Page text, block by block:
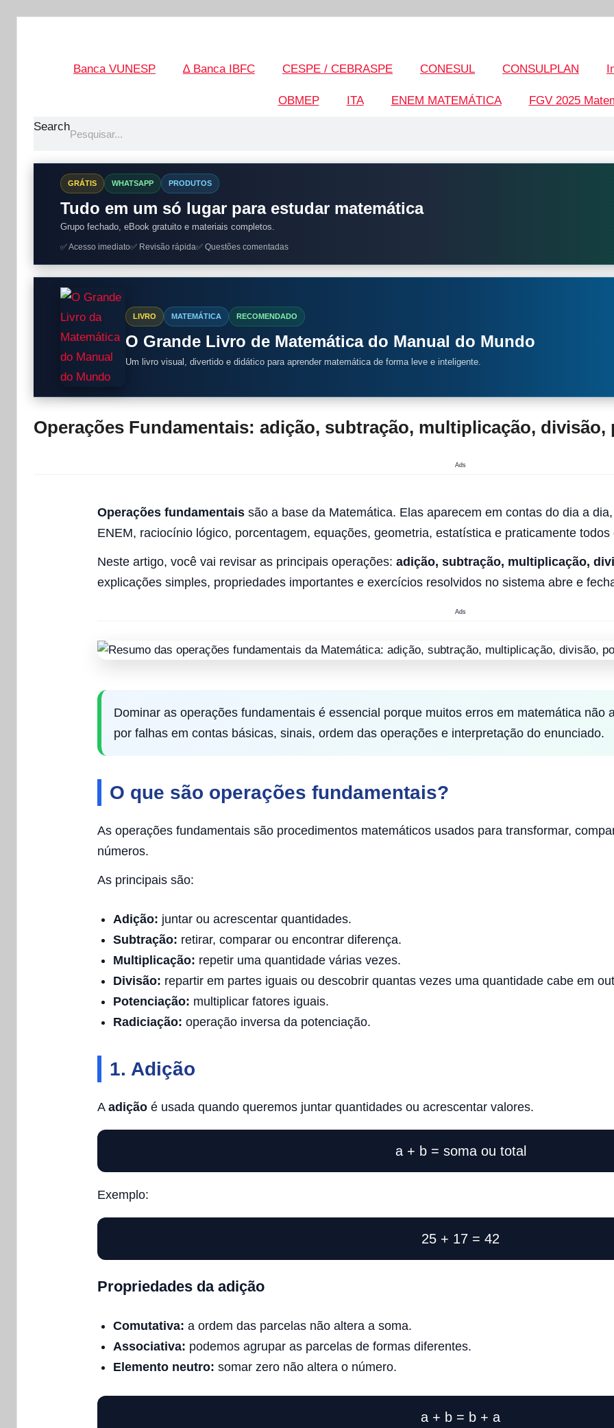
Banca VUNESP ∆ Banca IBFC CESPE / CEBRASPE CONESUL CONSULPLAN
OBMEP ITA ENEM MATEMÁTICA
FGV 2025
Search
GRÁTIS WHATSAPP PRODUTOS
Tudo em um só lugar para estudar matemática
Grupo fechado, eBook gratuito e materiais completos.
✅ Acesso imediato✅ Revisão rápida✅ Questões comentadas
LIVRO MATEMÁTICA RECOMENDADO
O Grande Livro de Matemática do Manual do Mundo
Um livro visual, divertido e didático para aprender matemática de forma leve e inteligente.
Operações Fundamentais: adição, subtração, multiplicação, divisão,
Ads
Operações fundamentais são a base da Matemática. Elas aparecem em contas do dia a
ENEM, raciocínio lógico, porcentagem, equações, geometria, estatística e praticamente
Neste artigo, você vai revisar as principais operações: adição, subtração, multiplicação,
explicações simples, propriedades importantes e exercícios resolvidos no sistema abre e
Ads
Dominar as operações fundamentais é essencial porque muitos erros em matemática não
por falhas em contas básicas, sinais, ordem das operações e interpretação do enunciado.
O que são operações fundamentais?
As operações fundamentais são procedimentos matemáticos usados para transformar,
números.
As principais são:
Adição: juntar ou acrescentar quantidades.
Subtração: retirar, comparar ou encontrar diferença.
Multiplicação: repetir uma quantidade várias vezes.
Divisão: repartir em partes iguais ou descobrir quantas vezes uma quantidade cabe em
Potenciação: multiplicar fatores iguais.
Radiciação: operação inversa da potenciação.
1. Adição
A adição é usada quando queremos juntar quantidades ou acrescentar valores.
a + b = soma ou total
Exemplo:
25 + 17 = 42
Propriedades da adição
Comutativa: a ordem das parcelas não altera a soma.
Associativa: podemos agrupar as parcelas de formas diferentes.
Elemento neutro: somar zero não altera o número.
a + b = b + a